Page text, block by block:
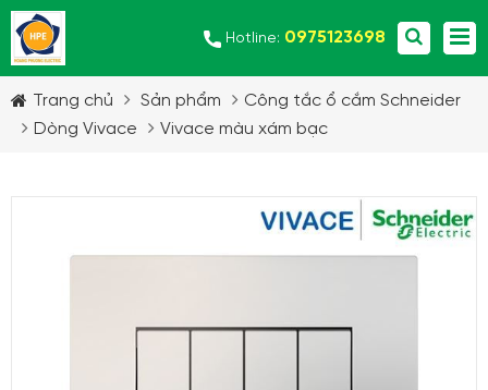
Hotline: 0975123698
Trang chủ Sản phẩm
Công tắc ổ cắm Schneider
Dòng Vivace
Vivace màu xám bạc